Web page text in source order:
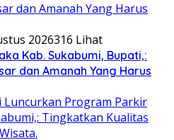
2026316 Lihat
Kab. Sukabumi, Bupati,:
dan Amanah Yang Harus